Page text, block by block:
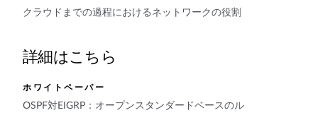
クラウドまでの過程におけるネットワークの役割
詳細はこちら
ホワイトペーパー
OSPF対EIGRP：オープンスタンダードベースのル